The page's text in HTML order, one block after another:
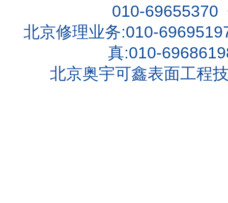
010-69655370
北京修理业务:010-
真:010-
北京奥宇可鑫表面工程